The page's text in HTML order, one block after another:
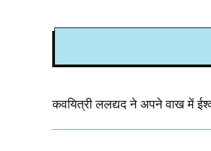
कवयित्री ललद्यद ने अपने वाख में